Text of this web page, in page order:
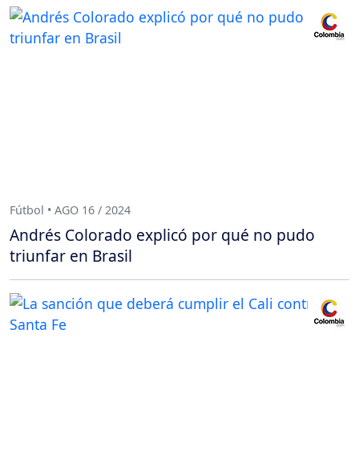
Fútbol • AGO 16 / 2024
Andrés Colorado explicó por qué no pudo
triunfar en Brasil